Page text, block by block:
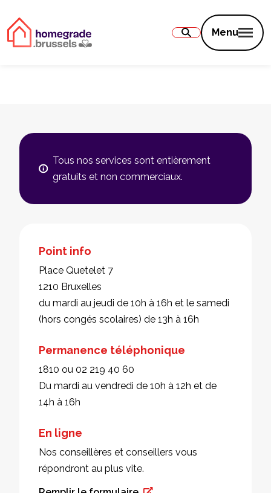
Menu
Tous nos services sont entièrement
gratuits et non commerciaux.
Point info
Place Quetelet 7
1210 Bruxelles
du mardi au jeudi de 10h à 16h et le samedi
(hors congés scolaires) de 13h à 16h
Permanence téléphonique
1810 ou 02 219 40 60
Du mardi au vendredi de 10h à 12h et de
14h à 16h
En ligne
Nos conseillères et conseillers vous
répondront au plus vite.